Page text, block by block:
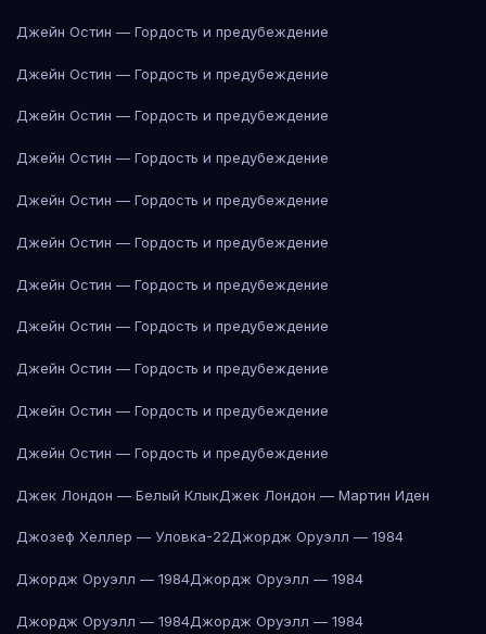
Джейн Остин — Гордость и предубеждение
Джейн Остин — Гордость и предубеждение
Джейн Остин — Гордость и предубеждение
Джейн Остин — Гордость и предубеждение
Джейн Остин — Гордость и предубеждение
Джейн Остин — Гордость и предубеждение
Джейн Остин — Гордость и предубеждение
Джейн Остин — Гордость и предубеждение
Джейн Остин — Гордость и предубеждение
Джейн Остин — Гордость и предубеждение
Джейн Остин — Гордость и предубеждение
Джек Лондон — Белый КлыкДжек Лондон — Мартин Иден
Джозеф Хеллер — Уловка-22Джордж Оруэлл — 1984
Джордж Оруэлл — 1984Джордж Оруэлл — 1984
Джордж Оруэлл — 1984Джордж Оруэлл — 1984